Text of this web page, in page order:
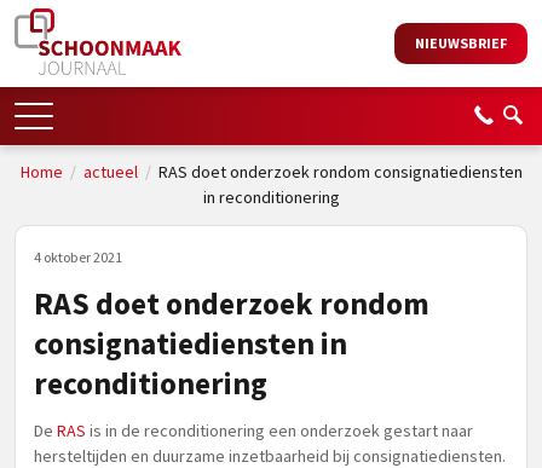
NIEUWSBRIEF
Home / actueel/ RAS doet onderzoek rondom consignatiediensten
in reconditionering
4 oktober 2021
RAS doet onderzoek rondom
consignatiediensten in
reconditionering
De RAS is in de reconditionering een onderzoek gestart naar
hersteltijden en duurzame inzetbaarheid bij consignatiediensten.